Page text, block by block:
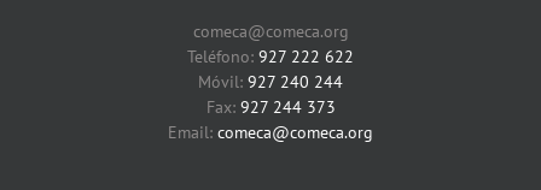
comeca@comeca.org
Teléfono: 927 222 622
Móvil: 927 240 244
Fax: 927 244 373
Email: comeca@comeca.org